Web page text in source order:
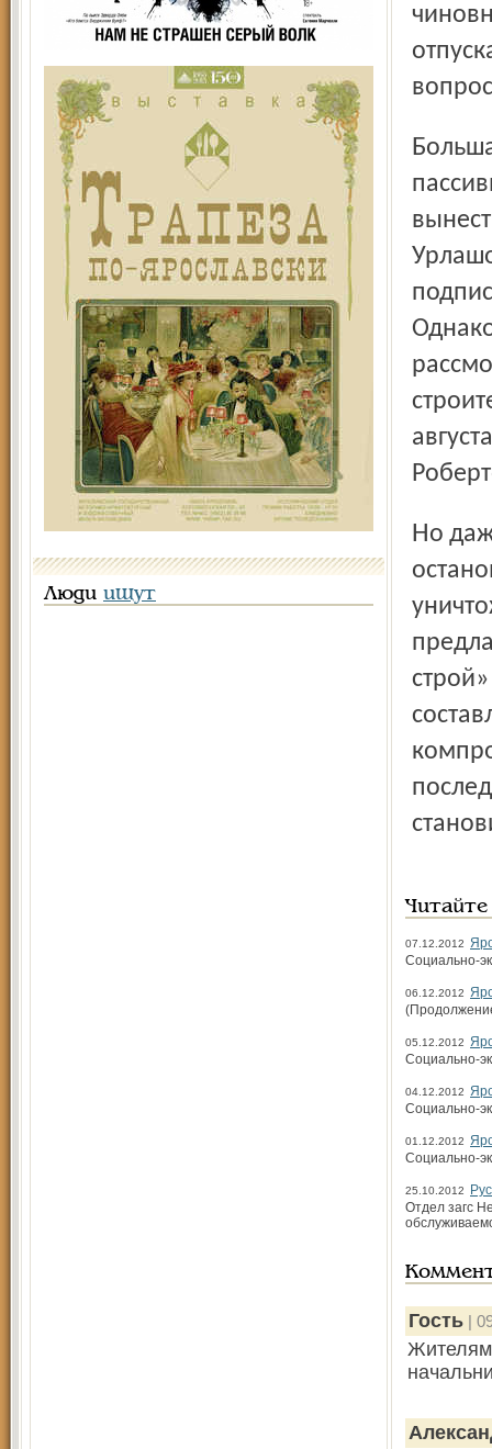
Люди ищут
Большая часть депутатов областной Думы отнеслась
Но даже в сентябре строительство ещё не поздно было
07.12.2012
Социально-
06.12.2012
05.12.2012
Социально-
04.12.2012
Социально-
01.12.2012
Социально-
25.10.2012
Отдел загс
Гость |
Жителям